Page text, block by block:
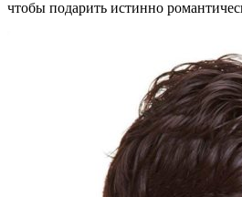
чтобы подарить истинно